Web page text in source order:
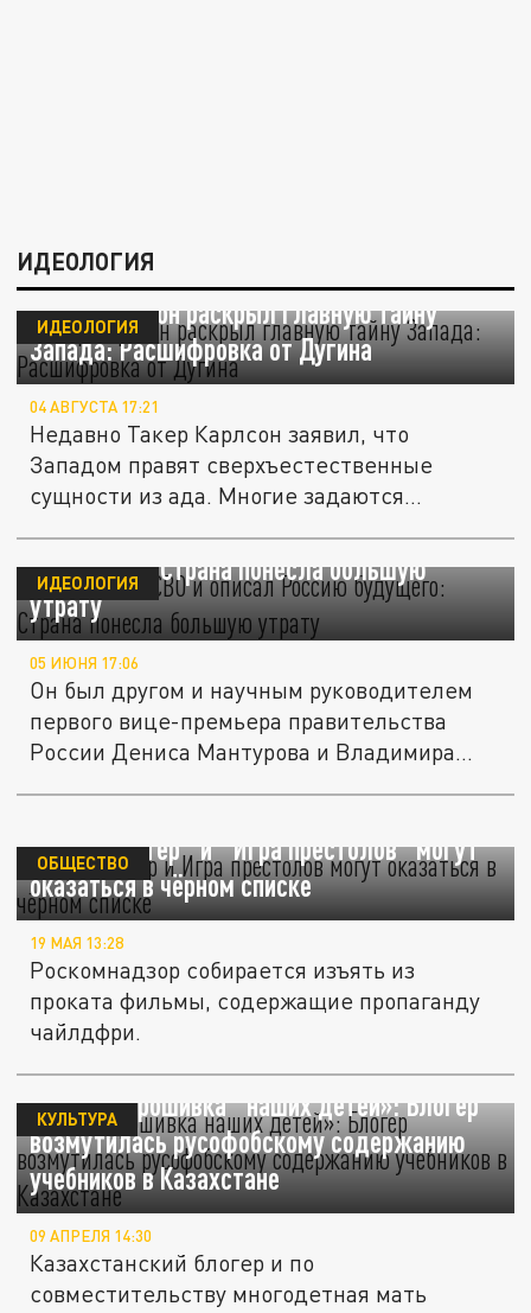
ИДЕОЛОГИЯ
Такер Карлсон раскрыл главную тайну
Запада: Расшифровка от Дугина
ИДЕОЛОГИЯ
04 АВГУСТА 17:21
Недавно Такер Карлсон заявил, что
Западом правят сверхъестественные
сущности из ада. Многие задаются
"Предсказал СВО и описал Россию
будущего": Страна понесла большую
утрату
ИДЕОЛОГИЯ
05 ИЮНЯ 17:06
Он был другом и научным руководителем
первого вице-премьера правительства
России Дениса Мантурова и Владимира...
"Гарри Поттер" и "Игра престолов" могут
оказаться в чёрном списке
ОБЩЕСТВО
19 МАЯ 13:28
Роскомнадзор собирается изъять из
проката фильмы, содержащие пропаганду
чайлдфри.
«Новая "прошивка" наших детей»: Блогер
возмутилась русофобскому содержанию
учебников в Казахстане
КУЛЬТУРА
09 АПРЕЛЯ 14:30
Казахстанский блогер и по
совместительству многодетная мать